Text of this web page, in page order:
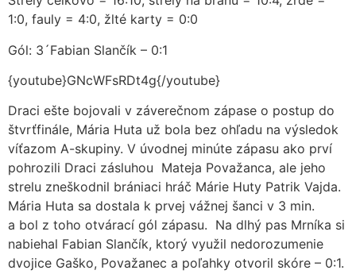
1:0, fauly = 4:0, žlté karty = 0:0
Gól: 3´Fabian Slančík – 0:1
{youtube}GNcWFsRDt4g{/youtube}
Draci ešte bojovali v záverečnom zápase o postup do
štvrťfinále, Mária Huta už bola bez ohľadu na výsledok
víťazom A-skupiny. V úvodnej minúte zápasu ako prví
pohrozili Draci zásluhou Mateja Považanca, ale jeho
strelu zneškodnil brániaci hráč Márie Huty Patrik Vajda.
Mária Huta sa dostala k prvej vážnej šanci v 3 min.
a bol z toho otvárací gól zápasu. Na dlhý pas Mrníka si
nabiehal Fabian Slančík, ktorý využil nedorozumenie
dvojice Gaško, Považanec a poľahky otvoril skóre – 0:1.